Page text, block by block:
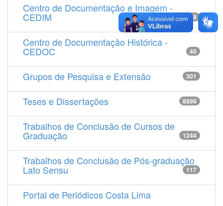
Centro de Documentação e Imagem -
CEDIM 14538
Centro de Documentação Histórica -
CEDOC 40
Grupos de Pesquisa e Extensão 301
Teses e Dissertações 8896
Trabalhos de Conclusão de Cursos de
Graduação 1244
Trabalhos de Conclusão de Pós-graduação
Lato Sensu 117
Portal de Periódicos Costa Lima